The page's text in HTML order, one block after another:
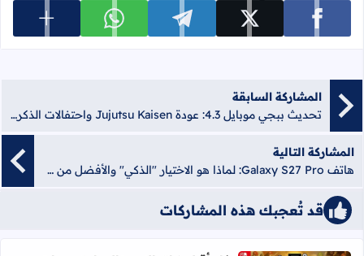
شارك على facebook شارك على x شارك على telegram شارك على whatsapp عرض
المشاركة السابقة
تحديث ببجي موبايل 4.3: عودة Jujutsu Kaisen واحتفالات الذكرى الثامنة!
المشاركة التالية
هاتف Galaxy S27 Pro: لماذا هو الاختيار "الذكي" والأفضل من سامسونج في 2027؟
قد تُعجبك هذه المشاركات